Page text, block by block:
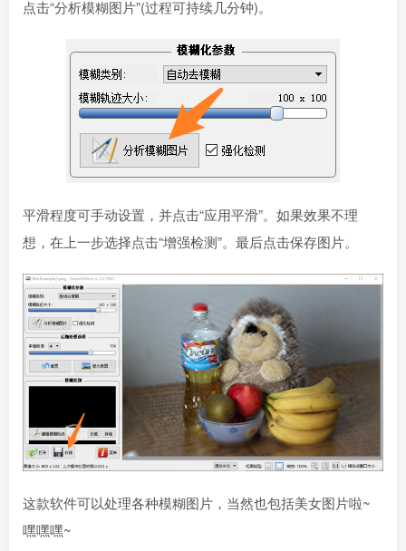
点击“分析模糊图片”(过程可持续几分钟)。
平滑程度可手动设置，并点击“应用平滑”。如果效果不理
想，在上一步选择点击“增强检测”。最后点击保存图片。
这款软件可以处理各种模糊图片，当然也包括美女图片啦~
嘿嘿嘿~